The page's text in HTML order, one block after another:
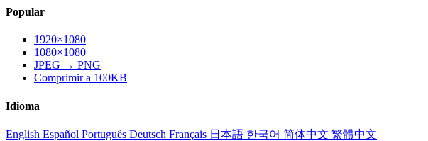
Popular
1920×1080
1080×1080
JPEG → PNG
Comprimir a 100KB
Idioma
English Español Português Deutsch Français 日本語 한국어 简体中文 繁體中文